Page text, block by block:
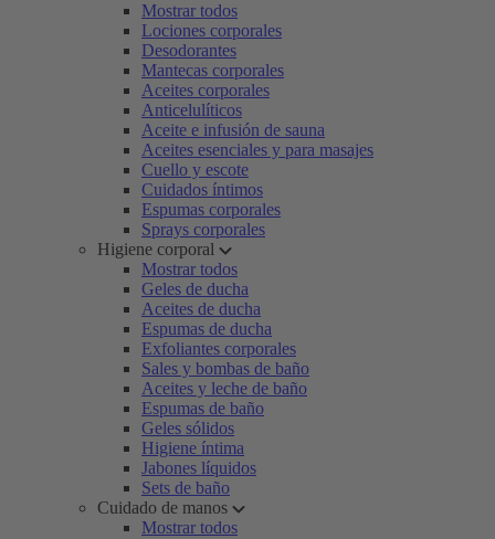
Mostrar todos
Lociones corporales
Desodorantes
Mantecas corporales
Aceites corporales
Anticelulíticos
Aceite e infusión de sauna
Aceites esenciales y para masajes
Cuello y escote
Cuidados íntimos
Espumas corporales
Sprays corporales
Higiene corporal
Mostrar todos
Geles de ducha
Aceites de ducha
Espumas de ducha
Exfoliantes corporales
Sales y bombas de baño
Aceites y leche de baño
Espumas de baño
Geles sólidos
Higiene íntima
Jabones líquidos
Sets de baño
Cuidado de manos
Mostrar todos